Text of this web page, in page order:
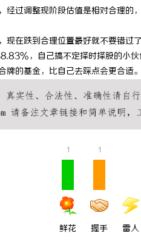
经过调整现阶段估值是相对合理
现在跌到合理位置最好就不要错
，自己搞不定择时择股的小
牌的基金，比自己去踩点会更合适
1
鲜花
1
握手 雷人